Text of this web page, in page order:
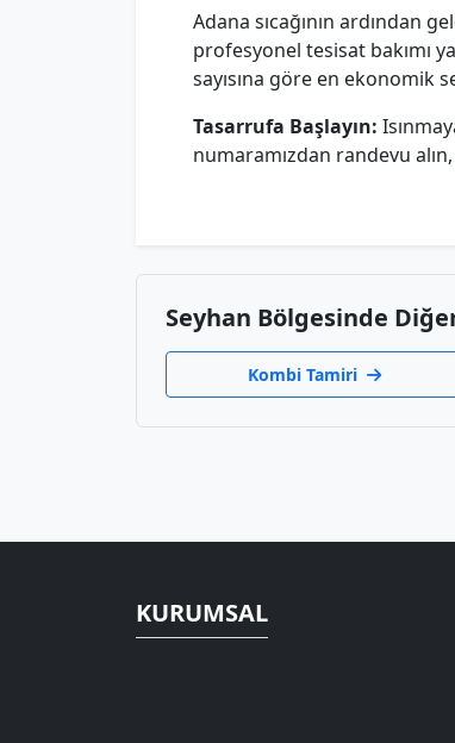
Adana sıcağının ardından
profesyonel tesisat bakımı
sayısına göre en ekonomik
Tasarrufa Başlayın:
numaramızdan randevu
Seyhan Bölgesinde
Kombi Tamiri
KURUMSAL